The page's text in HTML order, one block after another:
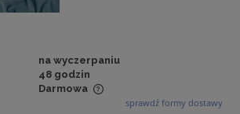
na wyczerpaniu
48 godzin
Darmowa
ewentualnych kosztów płatności
sprawdź formy dostawy